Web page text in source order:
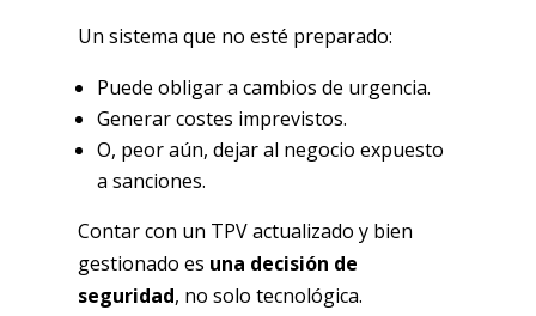
Un sistema que no esté preparado:
Puede obligar a cambios de urgencia.
Generar costes imprevistos.
O, peor aún, dejar al negocio expuesto
a sanciones.
Contar con un TPV actualizado y bien
gestionado es una decisión de
seguridad, no solo tecnológica.